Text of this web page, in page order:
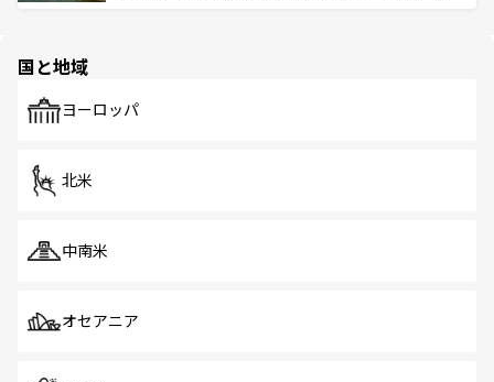
で、ホーカーズは地元の風情を楽しめる外せないスポット
国と地域
ヨーロッパ
北米
中南米
オセアニア